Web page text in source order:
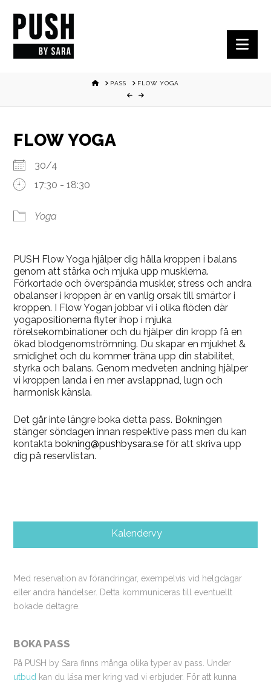
HOMEPASS FLOW YOGA
FLOW YOGA
30/4
17:30 - 18:30
Yoga
PUSH Flow Yoga hjälper dig hålla kroppen i balans
genom att stärka och mjuka upp musklerna.
Förkortade och överspända muskler, stress och andra
obalanser i kroppen är en vanlig orsak till smärtor i
kroppen. I Flow Yogan jobbar vi i olika flöden där
yogapositionerna flyter ihop i mjuka
rörelsekombinationer och du hjälper din kropp få en
ökad blodgenomströmning. Du skapar en mjukhet &
smidighet och du kommer träna upp din stabilitet,
styrka och balans. Genom medveten andning hjälper
vi kroppen landa i en mer avslappnad, lugn och
harmonisk känsla.
Det går inte längre boka detta pass. Bokningen
stänger söndagen innan respektive pass men du kan
kontaktabokning@pushbysara.se för att skriva upp
dig på reservlistan.
Kalendervy
Med reservation av förändringar, exempelvis vid helgdagar
eller andra händelser. Detta kommuniceras till eventuellt
bokade deltagre.
BOKA PASS
På PUSH by Sara finns många olika typer av pass. Under
utbud kan du läsa mer kring vad vi erbjuder. För att kunna